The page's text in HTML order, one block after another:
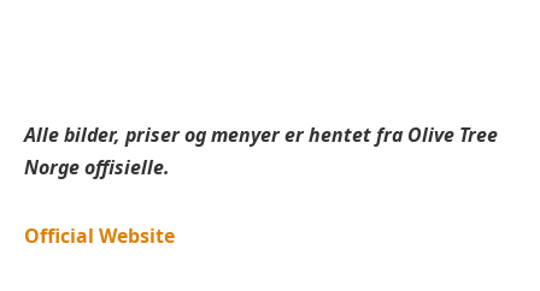
Alle bilder, priser og menyer er hentet fra Olive Tree
Norge offisielle.
Official Website